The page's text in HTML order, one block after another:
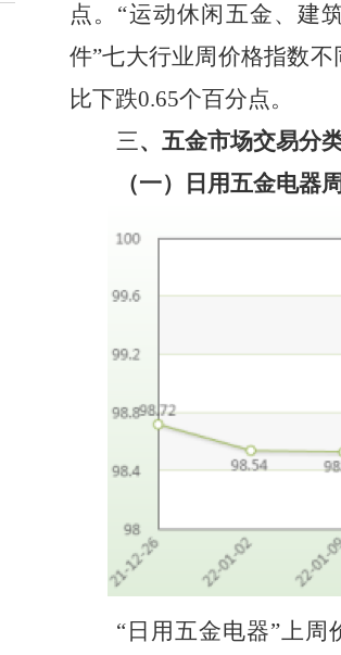
点 。 “运动休闲五金、建
件”七大行业周价格指数不
比下跌0.65个百分点。
三、五金市场交易分
（一）日用五金电器
“日用五金电器”上周